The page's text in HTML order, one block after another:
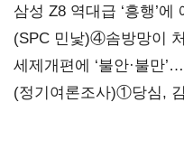
삼성 Z8 역대급 ‘흥행’
대전’
(SPC 민낯)④솜방망이
세제개편에 ‘불안·불만
힘들어질 것"
(정기여론조사)①당심,